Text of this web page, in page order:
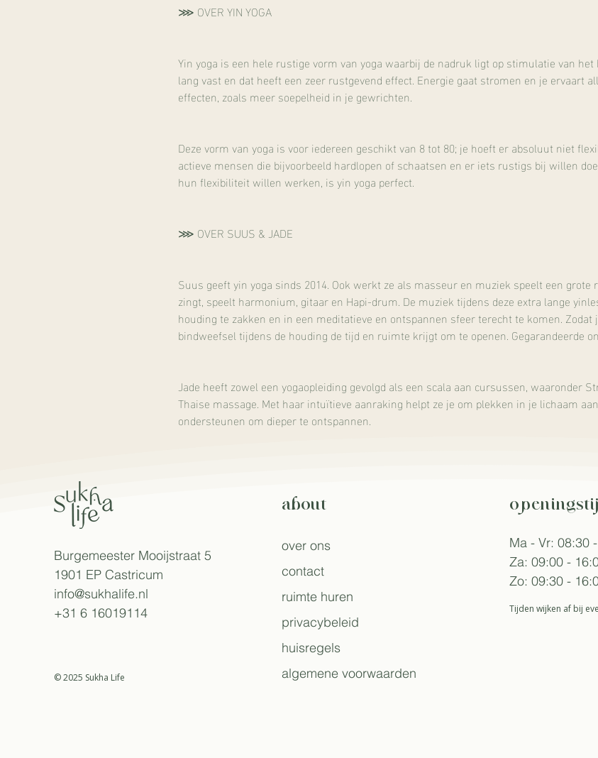
⋙ OVER YIN YOGA
Yin yoga is een hele rustige vorm van yoga waarbij de nadruk ligt op stimulatie van
lang vast en dat heeft een zeer rustgevend effect. Energie gaat stromen en je ervaart
effecten, zoals meer soepelheid in je gewrichten.
Deze vorm van yoga is voor iedereen geschikt van 8 tot 80; je hoeft er absoluut niet
actieve mensen die bijvoorbeeld hardlopen of schaatsen en er iets rustigs bij willen
hun flexibiliteit willen werken, is yin yoga perfect.
⋙ OVER SUUS & JADE
Suus geeft yin yoga sinds 2014. Ook werkt ze als masseur en muziek speelt een
zingt, speelt harmonium, gitaar en Hapi-drum. De muziek tijdens deze extra lange
houding te zakken en in een meditatieve en ontspannen sfeer terecht te komen.
bindweefsel tijdens de houding de tijd en ruimte krijgt om te openen. Gegarandeerde
Jade heeft zowel een yogaopleiding gevolgd als een scala aan cursussen, waaronder
Thaise massage. Met haar intuïtieve aanraking helpt ze je om plekken in je lichaam
ondersteunen om dieper te ontspannen.
Burgemeester Mooijstraat 5
1901 EP Castricum​
info@sukhalife.nl
+31 6 16019114
© 2025 Sukha Life
about
over ons
contact
ruimte huren
privacybeleid
huisregels
algemene voorwaarden
Ma - Vr: 08:30
Za: 09:00 -
Zo: 09:30 -
Tijden wijken af bij